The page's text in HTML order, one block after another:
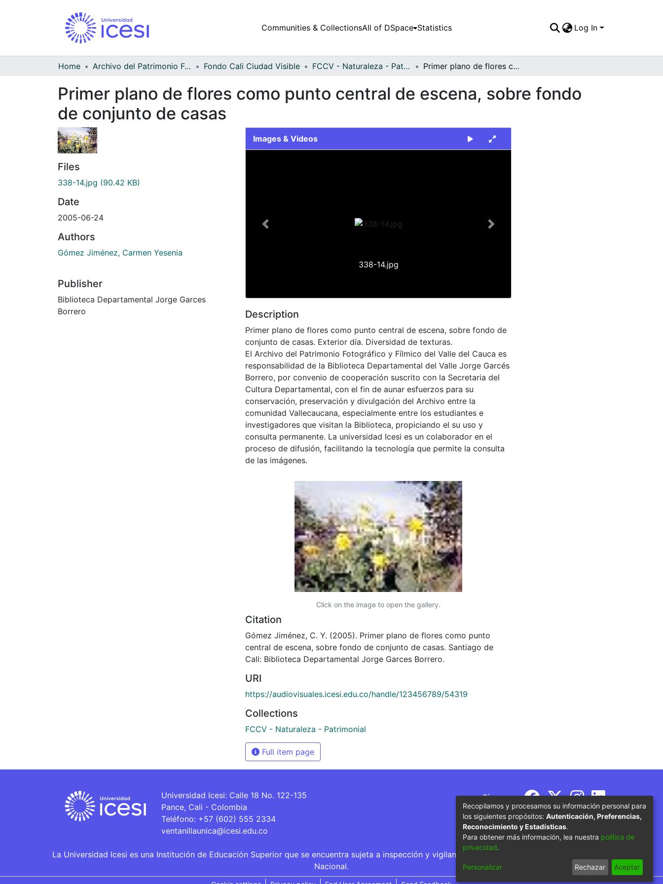
Communities & CollectionsAll of DSpace Statistics Log In
Home Archivo del Patrimonio Fotográfico y Fílmico del Valle del Cauca Fondo Cali Ciudad Visible FCCV - Naturaleza - Patrimonial Primer plano de flores como punto central de escena, sobre fondo de conjunto de casas
Primer plano de flores como punto central de escena, sobre fondo
de conjunto de casas
Files
338-14.jpg (90.42 KB)
Date
2005-06-24
Authors
Gómez Jiménez, Carmen Yesenia
Publisher
Biblioteca Departamental Jorge Garces
Borrero
Images & Videos
338-14.jpg
Previous Next
Description
Primer plano de flores como punto central de escena, sobre fondo de
conjunto de casas. Exterior día. Diversidad de texturas.
El Archivo del Patrimonio Fotográfico y Fílmico del Valle del Cauca es
responsabilidad de la Biblioteca Departamental del Valle Jorge Garcés
Borrero, por convenio de cooperación suscrito con la Secretaria del
Cultura Departamental, con el fin de aunar esfuerzos para su
conservación, preservación y divulgación del Archivo entre la
comunidad Vallecaucana, especialmente entre los estudiantes e
investigadores que visitan la Biblioteca, propiciando el su uso y
consulta permanente. La universidad Icesi es un colaborador en el
proceso de difusión, facilitando la tecnología que permite la consulta
de las imágenes.
Click on the image to open the gallery.
Citation
Gómez Jiménez, C. Y. (2005). Primer plano de flores como punto
central de escena, sobre fondo de conjunto de casas. Santiago de
Cali: Biblioteca Departamental Jorge Garces Borrero.
URI
https://audiovisuales.icesi.edu.co/handle/123456789/54319
Collections
FCCV - Naturaleza - Patrimonial
Full item page
Universidad Icesi: Calle 18 No. 122-135
Pance, Cali - Colombia
Teléfono: +57 (602) 555 2334
ventanillaunica@icesi.edu.co
Síguenos
La Universidad Icesi es una Institución de Educación Superior que se encuentra sujeta a inspección y vigilancia por parte del Ministerio de Educación
Nacional.
Recopilamos y procesamos su información personal para
los siguientes propósitos: Autenticación, Preferencias,
Reconocimiento y Estadísticas.
Para obtener más información, lea nuestra política de
privacidad.
Personalizar Rechazar Aceptar